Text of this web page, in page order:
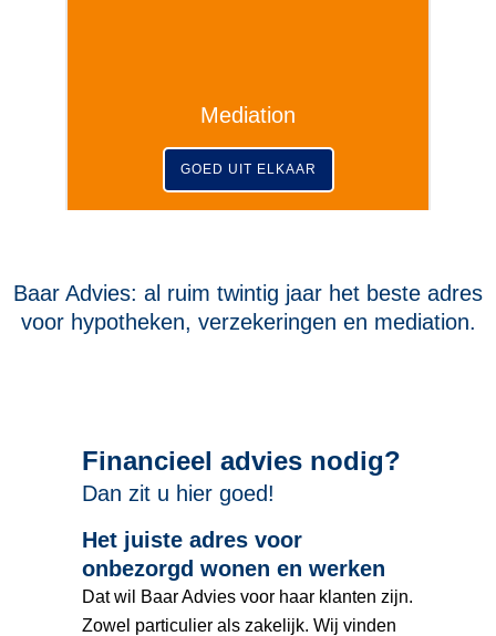
Mediation
GOED UIT ELKAAR
Baar Advies: al ruim twintig jaar het beste adres
voor hypotheken, verzekeringen en mediation.
Financieel advies nodig?
Dan zit u hier goed!
Het juiste adres voor
onbezorgd wonen en werken
Dat wil Baar Advies voor haar klanten zijn.
Zowel particulier als zakelijk. Wij vinden